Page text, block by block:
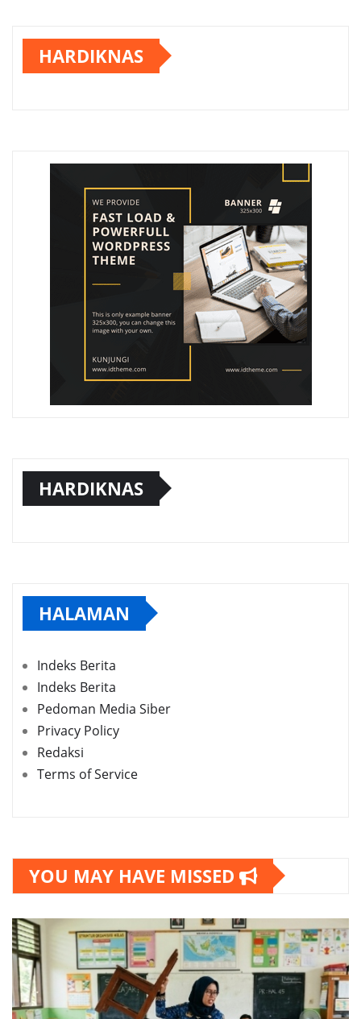
HARDIKNAS
HARDIKNAS
HALAMAN
Indeks Berita
Indeks Berita
Pedoman Media Siber
Privacy Policy
Redaksi
Terms of Service
YOU MAY HAVE MISSED